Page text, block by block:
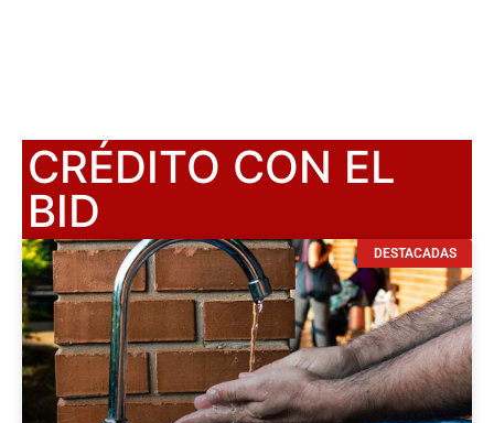
CRÉDITO CON EL
BID
DESTACADAS